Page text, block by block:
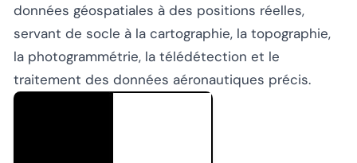
données géospatiales à des positions réelles,
servant de socle à la cartographie, la topographie,
la photogrammétrie, la télédétection et le
traitement des données aéronautiques précis.